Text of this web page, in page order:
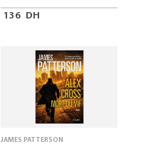
136 DH
JAMES PATTERSON